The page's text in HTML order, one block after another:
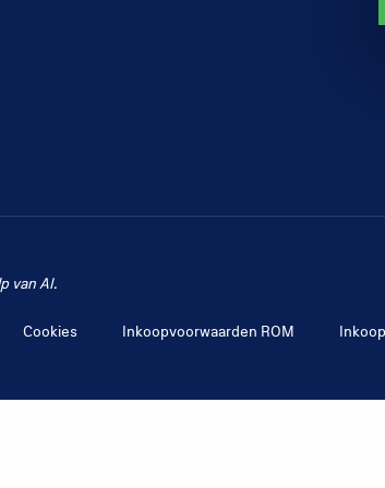
van AI.
Cookies Inkoopvoorwaarden ROM